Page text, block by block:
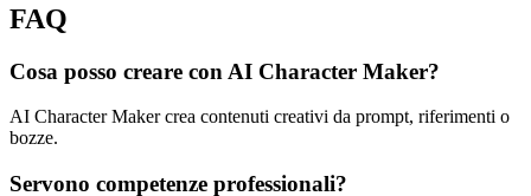
FAQ
Cosa posso creare con AI Character Maker?
AI Character Maker crea contenuti creativi da prompt, riferimenti o
bozze.
Servono competenze professionali?